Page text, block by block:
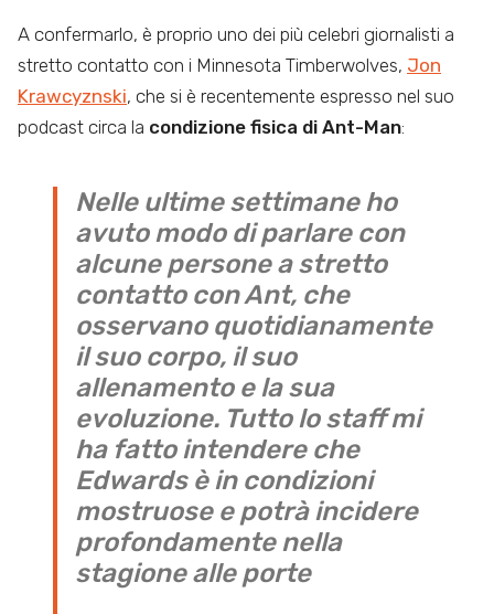
A confermarlo, è proprio uno dei più celebri giornalisti a
stretto contatto con i Minnesota Timberwolves, Jon
Krawcyznski, che si è recentemente espresso nel suo
podcast circa la condizione fisica di Ant-Man:
Nelle ultime settimane ho
avuto modo di parlare con
alcune persone a stretto
contatto con Ant, che
osservano quotidianamente
il suo corpo, il suo
allenamento e la sua
evoluzione. Tutto lo staff mi
ha fatto intendere che
Edwards è in condizioni
mostruose e potrà incidere
profondamente nella
stagione alle porte